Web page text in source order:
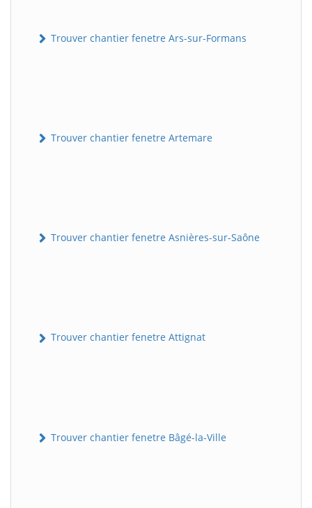
Trouver chantier fenetre Ars-sur-Formans
Trouver chantier fenetre Artemare
Trouver chantier fenetre Asnières-sur-Saône
Trouver chantier fenetre Attignat
Trouver chantier fenetre Bâgé-la-Ville